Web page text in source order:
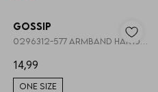
1/2
Gossip
14,99
ONE SIZE